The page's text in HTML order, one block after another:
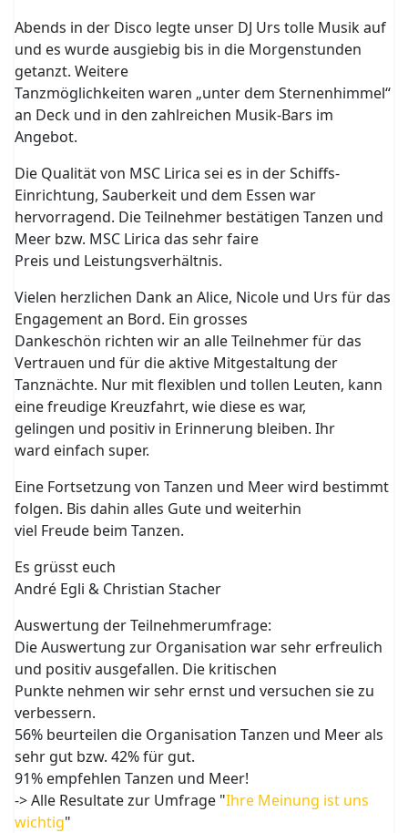
Abends in der Disco legte unser DJ Urs tolle Musik auf
und es wurde ausgiebig bis in die Morgenstunden
getanzt. Weitere
Tanzmöglichkeiten waren „unter dem Sternenhimmel“
an Deck und in den zahlreichen Musik-Bars im
Angebot.
Die Qualität von MSC Lirica sei es in der Schiffs-
Einrichtung, Sauberkeit und dem Essen war
hervorragend. Die Teilnehmer bestätigen Tanzen und
Meer bzw. MSC Lirica das sehr faire
Preis und Leistungsverhältnis.
Vielen herzlichen Dank an Alice, Nicole und Urs für das
Engagement an Bord. Ein grosses
Dankeschön richten wir an alle Teilnehmer für das
Vertrauen und für die aktive Mitgestaltung der
Tanznächte. Nur mit flexiblen und tollen Leuten, kann
eine freudige Kreuzfahrt, wie diese es war,
gelingen und positiv in Erinnerung bleiben. Ihr
ward einfach super.
Eine Fortsetzung von Tanzen und Meer wird bestimmt
folgen. Bis dahin alles Gute und weiterhin
viel Freude beim Tanzen.
Es grüsst euch
André Egli & Christian Stacher
Auswertung der Teilnehmerumfrage:
Die Auswertung zur Organisation war sehr erfreulich
und positiv ausgefallen. Die kritischen
Punkte nehmen wir sehr ernst und versuchen sie zu
verbessern.
56% beurteilen die Organisation Tanzen und Meer als
sehr gut bzw. 42% für gut.
91% empfehlen Tanzen und Meer!
-> Alle Resultate zur Umfrage "Ihre Meinung ist uns
wichtig"